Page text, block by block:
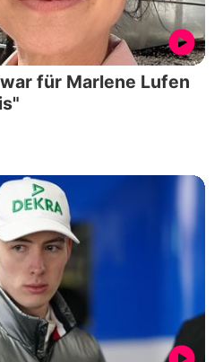
für Marlene Lufen